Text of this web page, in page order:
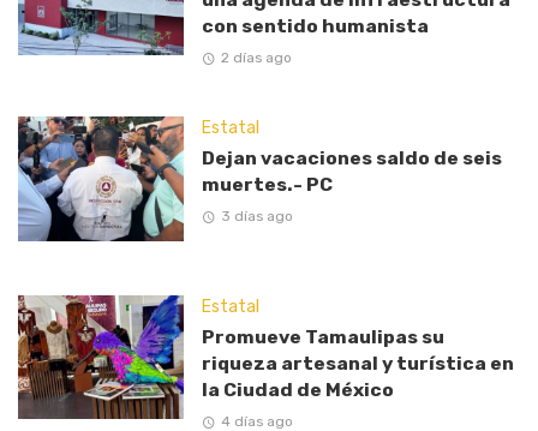
con sentido humanista
2 días ago
Estatal
Dejan vacaciones saldo de seis
muertes.- PC
3 días ago
Estatal
Promueve Tamaulipas su
riqueza artesanal y turística en
la Ciudad de México
4 días ago